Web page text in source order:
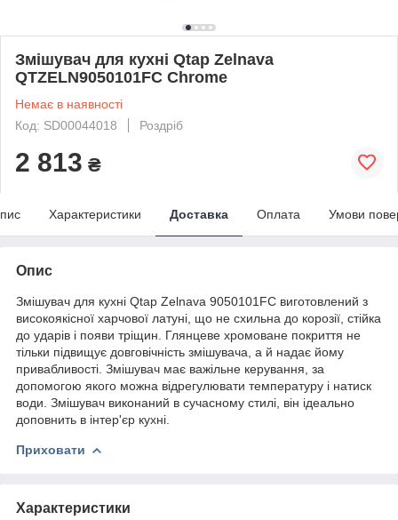
Змішувач для кухні Qtap Zelnava
QTZELN9050101FC Chrome
Немає в наявності
Код: SD00044018
Роздріб
2 813 ₴
Характеристики Доставка Оплата Умови
Опис
Змішувач для кухні Qtap Zelnava 9050101FC виготовлений з
високоякісної харчової латуні, що не схильна до корозії, стійка
до ударів і появи тріщин. Глянцеве хромоване покриття не
тільки підвищує довговічність змішувача, а й надає йому
привабливості. Змішувач має важільне керування, за
допомогою якого можна відрегулювати температуру і натиск
води. Змішувач виконаний в сучасному стилі, він ідеально
доповнить в інтер'єр кухні.
Приховати
Характеристики